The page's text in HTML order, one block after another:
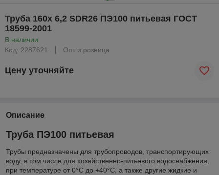
Труба 160х 6,2 SDR26 ПЭ100 питьевая ГОСТ
18599-2001
В наличии
Код: 2287621
Опт и розница
Цену уточняйте
Описание
Труба ПЭ100 питьевая
Трубы предназначены для трубопроводов, транспортирующих
воду, в том числе для хозяйственно-питьевого водоснабжения,
при температуре от 0°С до +40°С, а также другие жидкие и